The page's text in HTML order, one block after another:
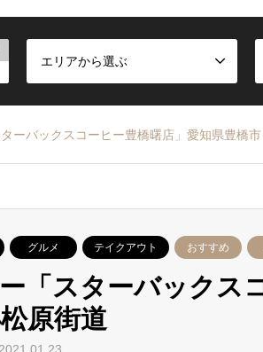
エリアから選ぶ
ーバックスコーヒー豊橋曙店」愛知県豊橋
グルメ テイクアウト おすすめ
「スターバックス
原街道